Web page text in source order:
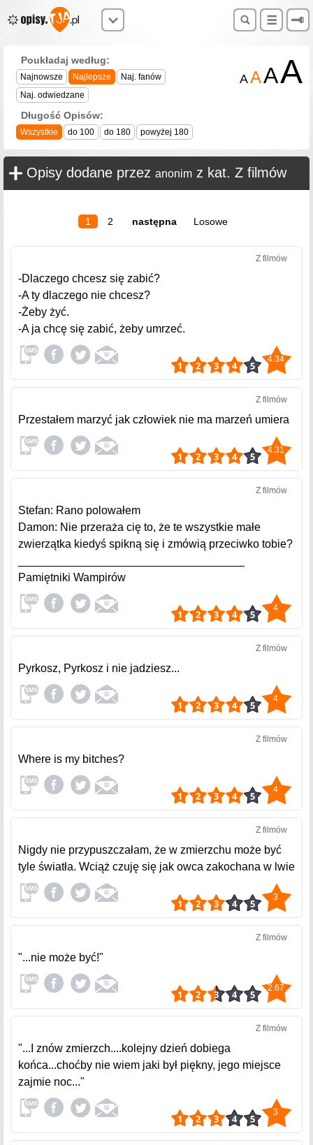
AAAA
Poukładaj według:
Najnowsze Najlepsze
Naj. fanów
Naj. odwiedzane
Długość Opisów:
Wszystkie do 100 do 180 powyżej 180
Opisy dodane przez anonim z kat. Z filmów
1 2 następna Losowe
Z filmów
-Dlaczego chcesz się zabić?
-A ty dlaczego nie chcesz?
-Żeby żyć.
-A ja chcę się zabić, żeby umrzeć.
4.34
Z filmów
Przestałem marzyć jak człowiek nie ma marzeń umiera
4.31
Z filmów
Stefan: Rano polowałem
Damon: Nie przeraża cię to, że te wszystkie małe
zwierzątka kiedyś spikną się i zmówią przeciwko tobie?
Pamiętniki Wampirów
4
Z filmów
Pyrkosz, Pyrkosz i nie jadziesz...
4
Z filmów
Where is my bitches?
4
Z filmów
Nigdy nie przypuszczałam, że w zmierzchu może być
tyle światła. Wciąż czuję się jak owca zakochana w lwie
3
Z filmów
"...nie może być!"
2.67
Z filmów
"...I znów zmierzch....kolejny dzień dobiega
końca...choćby nie wiem jaki był piękny, jego miejsce
zajmie noc..."
3